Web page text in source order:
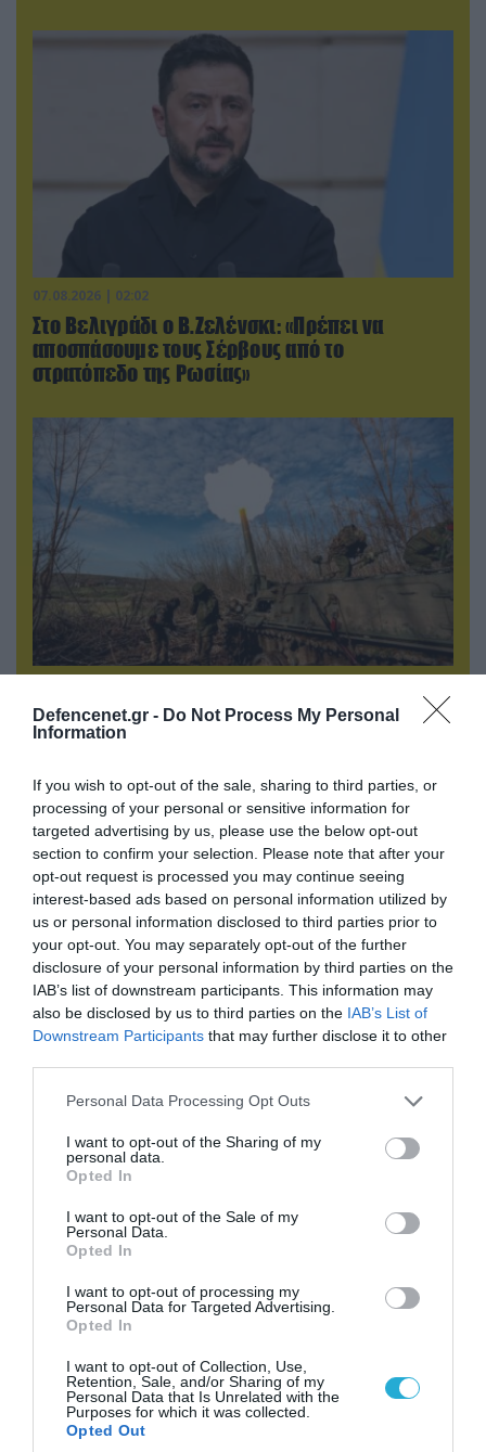
Defencenet.gr - Do Not Process My Personal
Information
If you wish to opt-out of the sale, sharing to third parties, or
processing of your personal or sensitive information for
targeted advertising by us, please use the below opt-out
section to confirm your selection. Please note that after your
opt-out request is processed you may continue seeing
interest-based ads based on personal information utilized by
us or personal information disclosed to third parties prior to
your opt-out. You may separately opt-out of the further
disclosure of your personal information by third parties on the
IAB’s list of downstream participants. This information may
also be disclosed by us to third parties on the IAB’s List of
Downstream Participants that may further disclose it to other
Please note that this website/app uses one or more Google
not limited to your visit or usage behaviour. You may click to
grant or deny consent to Google and its third-party tags to
use your data for below specified purposes in below Google
consent section.
Personal Data Processing Opt Outs
I want to opt-out of the Sharing of my
personal data.
Opted In
I want to opt-out of the Sale of my
Personal Data.
Opted In
I want to opt-out of processing my
Personal Data for Targeted Advertising.
Opted In
I want to opt-out of Collection, Use,
Retention, Sale, and/or Sharing of my
Personal Data that Is Unrelated with the
Purposes for which it was collected.
Opted Out
07.08.2026 | 02:02
Στο Βελιγράδι ο Β.Ζελένσκι: «Πρέπει να
αποσπάσουμε τους Σέρβους από το
στρατόπεδο της Ρωσίας»
Οι ρωσικές δυνάμεις απέχουν μόλις 5 χλμ.
από Σλαβιάνσκ και Κραματόρσκ στο Ντονέτσκ
ΠΟΛΙΤΙΚΗ
Ο Γιάννης Αλαφούζος «τέλειωσε» τον
Κωνσταντίνο Ζούλα από τον ΣΚΑΪ – Ο λόγος της